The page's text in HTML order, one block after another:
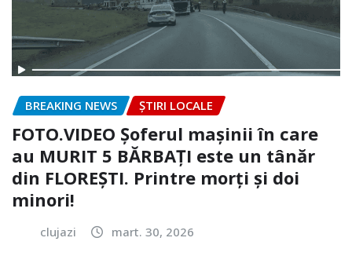
BREAKING NEWS ȘTIRI LOCALE
FOTO.VIDEO Șoferul mașinii în care
au MURIT 5 BĂRBAȚI este un tânăr
din FLOREȘTI. Printre morți și doi
minori!
clujazi mart. 30, 2026